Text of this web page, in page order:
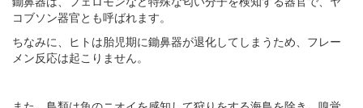
コブソン器官とも呼ばれます。
ちなみに、ヒトは胎児期に鋤鼻器が退化してしまうため、フレー
メン反応は起こりません。